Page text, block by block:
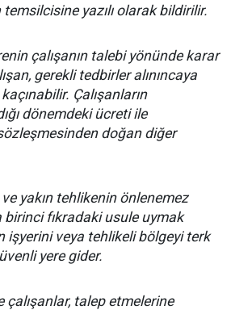
temsilcisine yazılı olarak bildirilir.
çalışanın talebi yönünde karar
gerekli tedbirler alınıncaya
Çalışanların
dönemdeki ücreti ile
doğan diğer
yakın tehlikenin önlenemez
fıkradaki usule uymak
işyerini veya tehlikeli bölgeyi terk
yere gider.
çalışanlar, talep etmelerine